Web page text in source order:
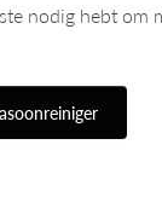
nodig hebt om